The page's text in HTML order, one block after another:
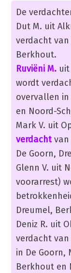
De
Dut M. uit
verdacht
Berkhout.
Ruviëni M.uit
wordt
overvallen
en Noord-
Mark V. uit
verdachtvan
De Goorn,
Glenn V. uit
voorarrest)
Dreumel,
Deniz R. uit
verdacht
in De Goorn,
Berkhout en